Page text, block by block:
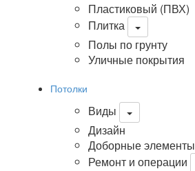
Пластиковый (ПВХ)
Плитка
Полы по грунту
Уличные покрытия
Потолки
Виды
Дизайн
Доборные элементы
Ремонт и операции